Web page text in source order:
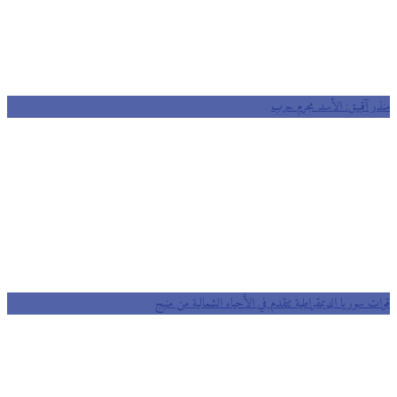
آقبيق: الأسد مجرم حرب
سوريا الديمقراطية تتقدم في الأحياء الشمالية من منبج